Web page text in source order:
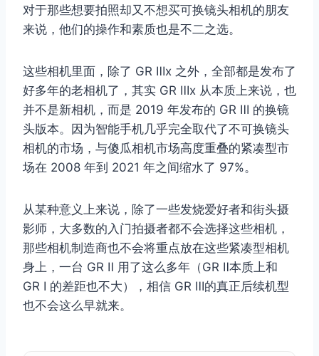
对于那些想要拍照却又不想买可换镜头相机的朋友
来说，他们的操作和素质也是不二之选。
这些相机里面，除了 GR Ⅲx 之外，全部都是发布了
好多年的老相机了，其实 GR Ⅲx 从本质上来说，也
并不是新相机，而是 2019 年发布的 GR Ⅲ 的换镜
头版本。因为智能手机几乎完全取代了不可换镜头
相机的市场，与傻瓜相机市场高度重叠的紧凑型市
场在 2008 年到 2021 年之间缩水了 97%。
从某种意义上来说，除了一些发烧爱好者和街头摄
影师，大多数的入门拍摄者都不会选择这些相机，
那些相机制造商也不会将重点放在这些紧凑型相机
身上，一台 GR Ⅱ 用了这么多年（GR Ⅱ本质上和
GR Ⅰ 的差距也不大），相信 GR Ⅲ的真正后续机型
也不会这么早就来。